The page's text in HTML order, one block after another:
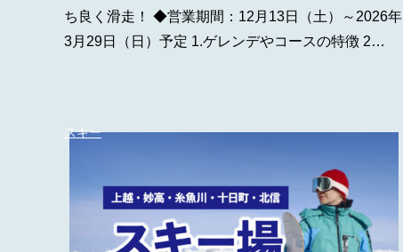
ち良く滑走！ ◆営業期間：12月13日（土）～2026年
3月29日（日）予定 1.ゲレンデやコースの特徴 2…
スキー